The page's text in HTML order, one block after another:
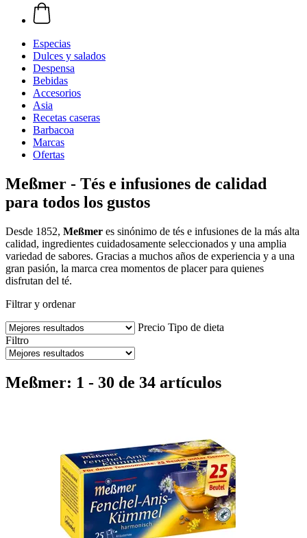
Especias
Dulces y salados
Despensa
Bebidas
Accesorios
Asia
Recetas caseras
Barbacoa
Marcas
Ofertas
Meßmer - Tés e infusiones de calidad
para todos los gustos
Desde 1852, Meßmer es sinónimo de tés e infusiones de la más alta
calidad, ingredientes cuidadosamente seleccionados y una amplia
variedad de sabores. Gracias a muchos años de experiencia y a una
gran pasión, la marca crea momentos de placer para quienes
disfrutan del té.
Filtrar y ordenar
Precio Tipo de dieta
Filtro
Meßmer: 1 - 30 de 34 artículos